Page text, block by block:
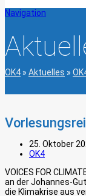
Navigation
OK4 » Aktuelles »
25. Oktober
OK4
VOICES FOR
an der Johannes-
die Klimakrise aus